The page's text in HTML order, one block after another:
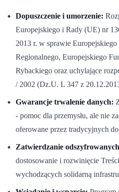
Dopuszczenie i umorzenie:
Europejskiego i Rady (UE) nr
2013 r. w sprawie
Regionalnego, Europejskiego
Rybackiego oraz uchylające
/ 2002 (Dz.U. L 347 z
Gwarancje trwalenie danych:
- pomoc dla przemysłu, ale nie
oferowane przez tradycyjnych
Zatwierdzanie
dostosowanie i rozwinięcie
wychodzących solidarną